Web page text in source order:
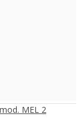
MEL 2